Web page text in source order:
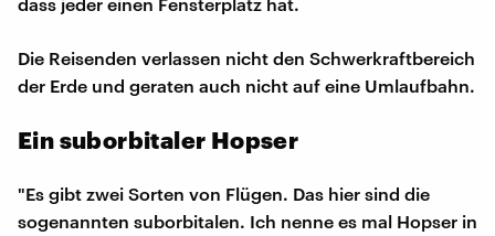
Die Reisenden verlassen nicht den Schwerkraftbereich
der Erde und geraten auch nicht auf eine Umlaufbahn.
Ein suborbitaler Hopser
"Es gibt zwei Sorten von Flügen. Das hier sind die
sogenannten suborbitalen. Ich nenne es mal Hopser in